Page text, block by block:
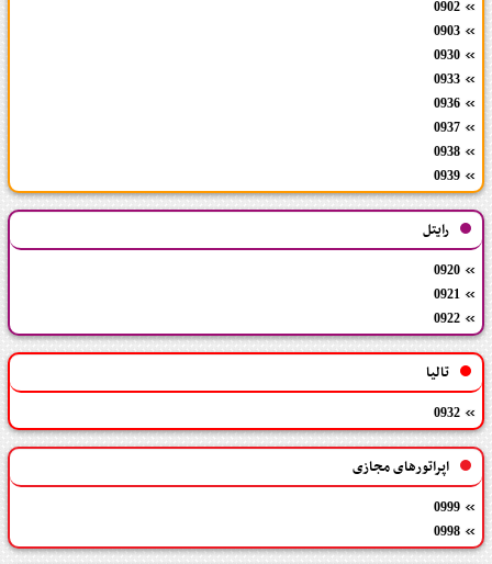
0902
0903
0930
0933
0936
0937
0938
0939
رایتل
0920
0921
0922
تالیا
0932
اپراتورهای مجازی
0999
0998